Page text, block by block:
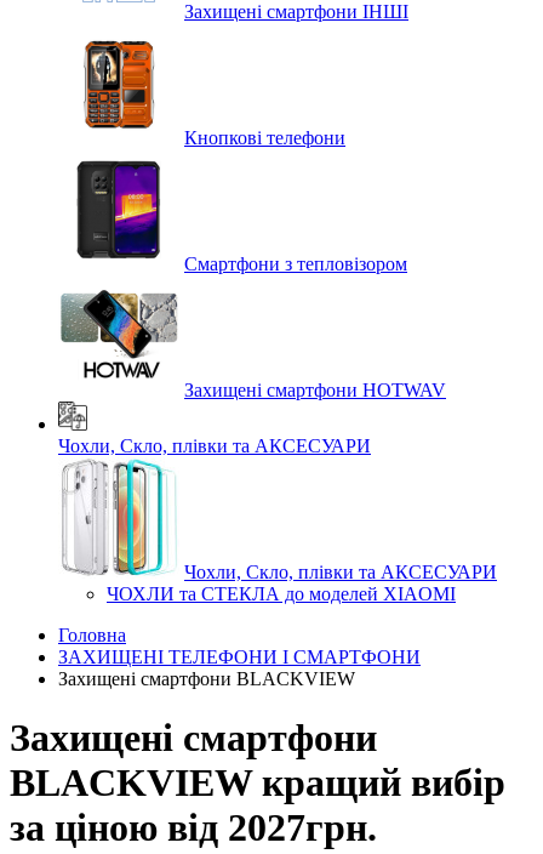
Захищені смартфони ІНШІ
Кнопкові телефони
Смартфони з тепловізором
Захищені смартфони HOTWAV
Чохли, Скло, плівки та АКСЕСУАРИ
Чохли, Скло, плівки та АКСЕСУАРИ
ЧОХЛИ та СТЕКЛА до моделей XIAOMI
Головна
ЗАХИЩЕНІ ТЕЛЕФОНИ І СМАРТФОНИ
Захищені смартфони BLACKVIEW
Захищені смартфони
BLACKVIEW кращий вибір
за ціною від 2027грн.